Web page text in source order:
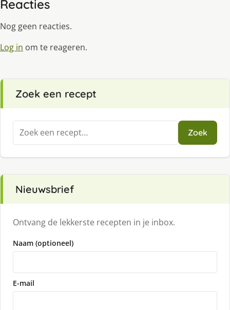
Reacties
Nog geen reacties.
Log in om te reageren.
Zoek een recept
Zoeken
naar:
Zoek
Nieuwsbrief
Ontvang de lekkerste recepten in je inbox.
Naam (optioneel)
E-mail